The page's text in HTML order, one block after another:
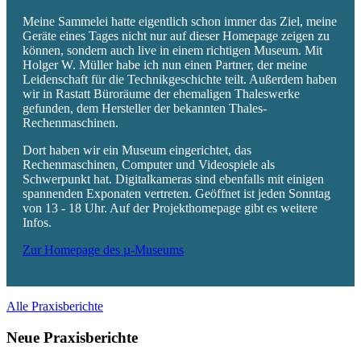
Meine Sammelei hatte eigentlich schon immer das Ziel, meine
Geräte eines Tages nicht nur auf dieser Homepage zeigen zu
können, sondern auch live in einem richtigen Museum. Mit
Holger W. Müller habe ich nun einen Partner, der meine
Leidenschaft für die Technikgeschichte teilt. Außerdem haben
wir in Rastatt Büroräume der ehemaligen Thaleswerke
gefunden, dem Hersteller der bekannten Thales-
Rechenmaschinen.
Dort haben wir ein Museum eingerichtet, das
Rechenmaschinen, Computer und Videospiele als
Schwerpunkt hat. Digitalkameras sind ebenfalls mit einigen
spannenden Exponaten vertreten. Geöffnet ist jeden Sonntag
von 13 - 18 Uhr. Auf der Projekthomepage gibt es weitere
Infos.
Zur Homepage des µ-Museums
Alle Praxisberichte
Neue Praxisberichte